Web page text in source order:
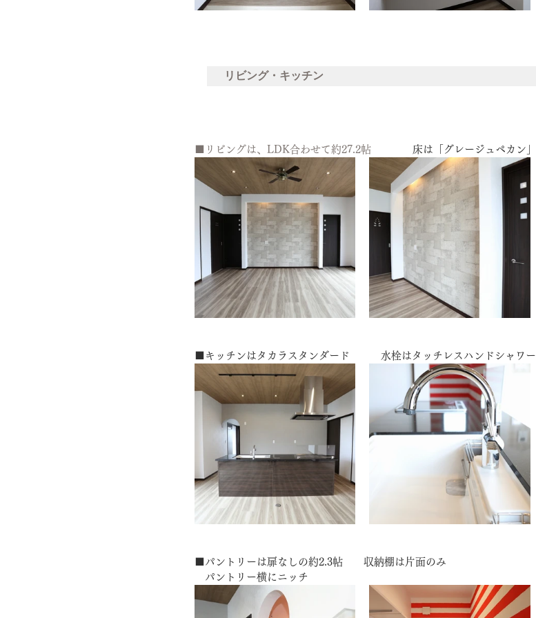
リビング・キッチン
■リビングは、LDK合わせて約27.2帖 床は「グレージュペカン」
■キッチンはタカラスタンダード　　　水栓はタッチレスハンドシャワー
■パントリーは扉なしの約2.3帖　　収納棚は片面のみ
パントリー横にニッチ